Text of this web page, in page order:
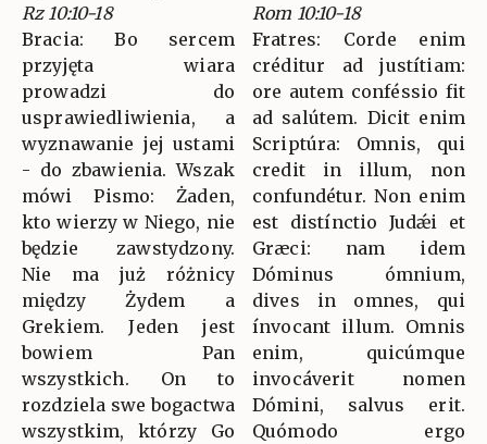
Rz 10:10-18
Bracia: Bo sercem
przyjęta wiara
prowadzi do
usprawiedliwienia, a
wyznawanie jej ustami
- do zbawienia. Wszak
mówi Pismo: Żaden,
kto wierzy w Niego, nie
będzie zawstydzony.
Nie ma już różnicy
między Żydem a
Grekiem. Jeden jest
bowiem Pan
wszystkich. On to
rozdziela swe bogactwa
wszystkim, którzy Go
Rom 10:10-18
Fratres: Corde enim
créditur ad justítiam:
ore autem conféssio fit
ad salútem. Dicit enim
Scriptúra: Omnis, qui
credit in illum, non
confundétur. Non enim
est distínctio Judǽi et
Græci: nam idem
Dóminus ómnium,
dives in omnes, qui
ínvocant illum. Omnis
enim, quicúmque
invocáverit nomen
Dómini, salvus erit.
Quómodo ergo